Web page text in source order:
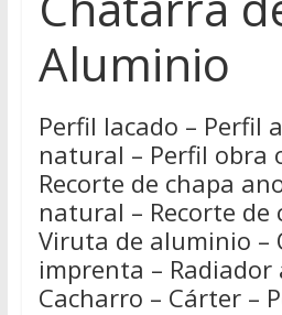
Aluminio
Perfil lacado – Perfil
natural – Perfil obra
Recorte de chapa
natural – Recorte de
Viruta de aluminio –
imprenta –
Cacharro – Cárter –